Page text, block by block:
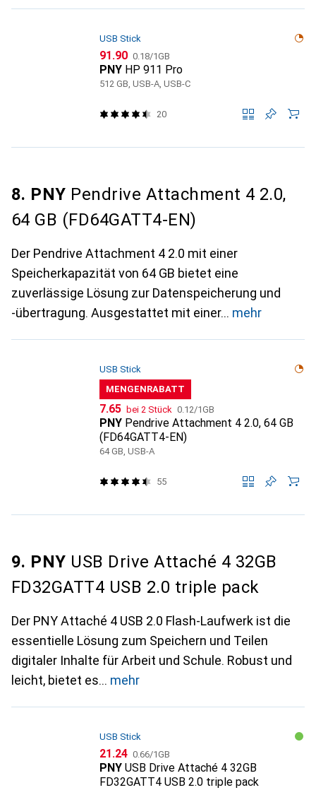
USB Stick
CHF
91.90 CHF
0.18/1GB
PNY HP 911 Pro
512 GB, USB-A, USB-C
20
8. PNY Pendrive Attachment 4 2.0,
64 GB (FD64GATT4-EN)
Der Pendrive Attachment 4 2.0 mit einer
Speicherkapazität von 64 GB bietet eine
zuverlässige Lösung zur Datenspeicherung und
-übertragung. Ausgestattet mit einer
mehr
USB Stick
MENGENRABATT
CHF
7.65 bei 2 Stück CHF
0.12/1GB
PNY Pendrive Attachment 4 2.0, 64 GB
(FD64GATT4-EN)
64 GB, USB-A
55
9. PNY USB Drive Attaché 4 32GB
FD32GATT4 USB 2.0 triple pack
Der PNY Attaché 4 USB 2.0 Flash-Laufwerk ist die
essentielle Lösung zum Speichern und Teilen
digitaler Inhalte für Arbeit und Schule. Robust und
leicht, bietet es
mehr
USB Stick
CHF
21.24 CHF
0.66/1GB
PNY USB Drive Attaché 4 32GB
FD32GATT4 USB 2.0 triple pack